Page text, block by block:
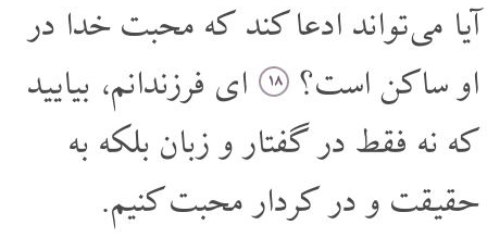
آیا می تواند ادعا کند که محبت خدا در
او ساکن است؟
۱۸ ای فرزندانم، بیایید
که نه فقط در گفتار و زبان بلکه به
حقیقت و در کردار محبت کنیم.